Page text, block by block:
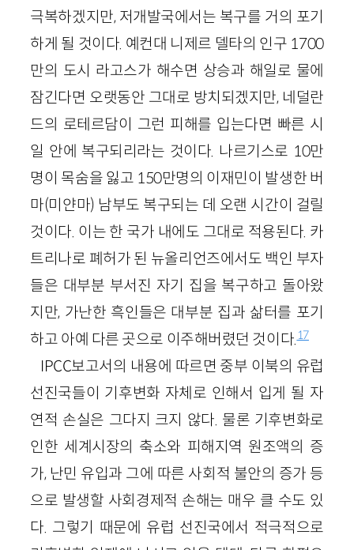
극복하겠지만, 저개발국에서는 복구를 거의 포기
하게 될 것이다. 예컨대 니제르 델타의 인구 1700
만의 도시 라고스가 해수면 상승과 해일로 물에
잠긴다면 오랫동안 그대로 방치되겠지만, 네덜란
드의 로테르담이 그런 피해를 입는다면 빠른 시
일 안에 복구되리라는 것이다. 나르기스로 10만
명이 목숨을 잃고 150만명의 이재민이 발생한 버
마(미얀마) 남부도 복구되는 데 오랜 시간이 걸릴
것이다. 이는 한 국가 내에도 그대로 적용된다. 카
트리나로 폐허가 된 뉴올리언즈에서도 백인 부자
들은 대부분 부서진 자기 집을 복구하고 돌아왔
지만, 가난한 흑인들은 대부분 집과 삶터를 포기
하고 아예 다른 곳으로 이주해버렸던 것이다.17
IPCC보고서의 내용에 따르면 중부 이북의 유럽
선진국들이 기후변화 자체로 인해서 입게 될 자
연적 손실은 그다지 크지 않다. 물론 기후변화로
인한 세계시장의 축소와 피해지역 원조액의 증
가, 난민 유입과 그에 따른 사회적 불안의 증가 등
으로 발생할 사회경제적 손해는 매우 클 수도 있
다. 그렇기 때문에 유럽 선진국에서 적극적으로